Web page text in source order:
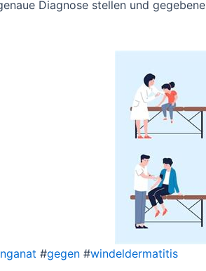
Diagnose stellen und
#gegen #windeldermatitis